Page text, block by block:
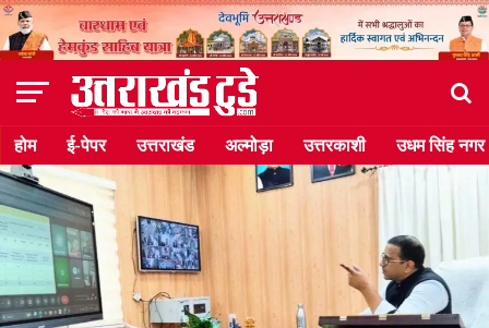
होम ई-पेपर उत्तराखंड अल्मोड़ा उत्तरकाशी उधम सिंह नगर